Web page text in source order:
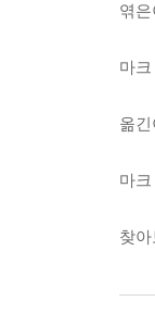
엮
마
옮
마
찾아